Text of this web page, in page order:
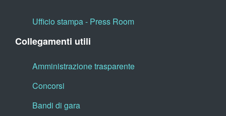
Ufficio stampa - Press Room
Collegamenti utili
Amministrazione trasparente
Concorsi
Bandi di gara